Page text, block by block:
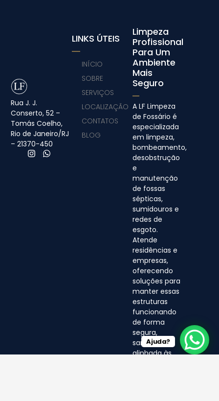
Rua J. J.
Conserto, 52 –
Tomás Coelho,
Rio de Janeiro/RJ
– 21370-450
Limpeza
Profissional
Para Um
Ambiente
Mais
Seguro
A LF Limpeza
de Fossário é
especializada
em limpeza,
bombeamento,
desobstrução
e
manutenção
de fossas
sépticas,
sumidouros e
redes de
esgoto.
Atende
residências e
empresas,
oferecendo
soluções para
manter essas
estruturas
funcionando
de forma
segura,
sanitária e
alinhada às
LINKS ÚTEIS
INÍCIO
SOBRE
SERVIÇOS
LOCALIZAÇÃO
CONTATOS
BLOG
Ajuda?